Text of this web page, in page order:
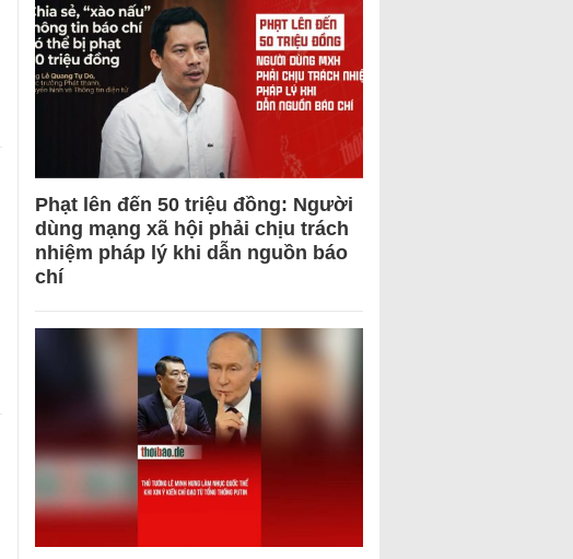
Phạt lên đến 50 triệu đồng: Người
dùng mạng xã hội phải chịu trách
nhiệm pháp lý khi dẫn nguồn báo
chí